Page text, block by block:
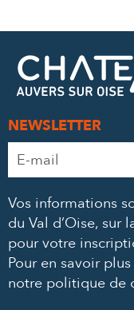
NEWSLETTER
Adresse
e-
*
Vos informations
du Val d’Oise, sur
pour votre
Pour en savoir
notre politique de